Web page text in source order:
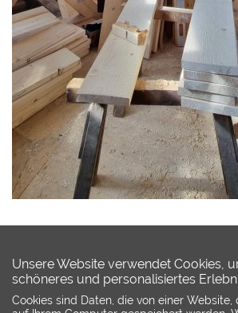
Unsere Website verwendet Cookies,
schöneres und personalisiertes
Cookies sind Daten, die von einer Website,